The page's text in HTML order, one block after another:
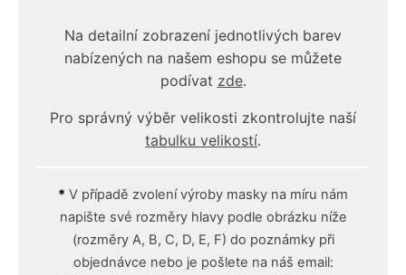
Na detailní zobrazení jednotlivých barev
nabízených na našem eshopu se můžete
podívat zde.
Pro správný výběr velikosti zkontrolujte naší
tabulku velikostí.
* V případě zvolení výroby masky na míru nám
napište své rozměry hlavy podle obrázku níže
(rozměry A, B, C, D, E, F) do poznámky při
objednávce nebo je pošlete na náš email: